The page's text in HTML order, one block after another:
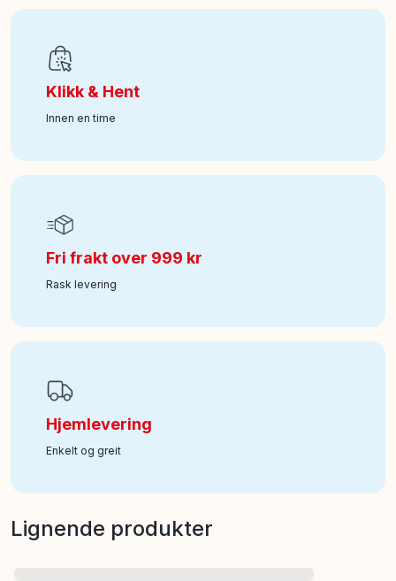
Art nr:100-61108598
Klikk & Hent
Innen en time
Fri frakt over 999 kr
Rask levering
Hjemlevering
Enkelt og greit
Lignende produkter